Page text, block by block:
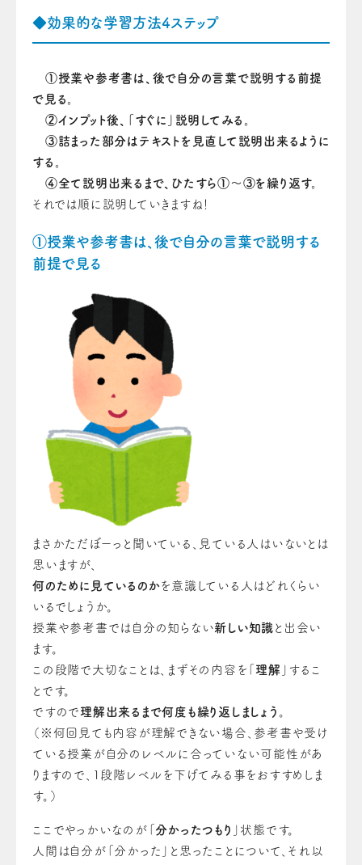
◆効果的な学習方法4ステップ
①授業や参考書は、後で自分の言葉で説明する前提
で見る。
②インプット後、「すぐに」説明してみる。
③詰まった部分はテキストを見直して説明出来るように
する。
④全て説明出来るまで、ひたすら①～③を繰り返す。
それでは順に説明していきますね！
①授業や参考書は、後で自分の言葉で説明する
前提で見る
まさかただぼーっと聞いている、見ている人はいないとは
思いますが、
何のために見ているのか を意識している人はどれくらい
いるでしょうか。
授業や参考書では自分の知らない新しい知識 と出会い
ます。
この段階で大切なことは、まずその内容を「 理解 」するこ
とです。
ですので理解出来るまで何度も繰り返しましょう 。
（※何回見ても内容が理解できない場合、参考書や受け
ている授業が自分のレベルに合っていない可能性があ
りますので、1段階レベルを下げてみる事をおすすめしま
す。）
ここでやっかいなのが「 分かったつもり
」状態です。
人間は自分が「分かった」と思ったことについて、それ以